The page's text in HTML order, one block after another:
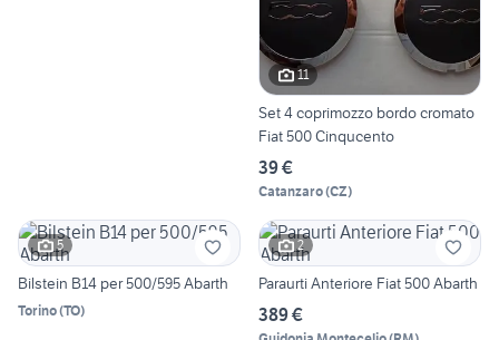
11
Set 4 coprimozzo bordo cromato
Fiat 500 Cinqucento
39 €
Catanzaro(CZ)
5
Bilstein B14 per 500/595 Abarth
Torino(TO)
2
Paraurti Anteriore Fiat 500 Abarth
389 €